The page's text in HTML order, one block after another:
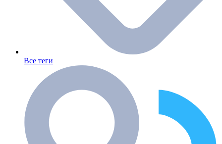
Все теги